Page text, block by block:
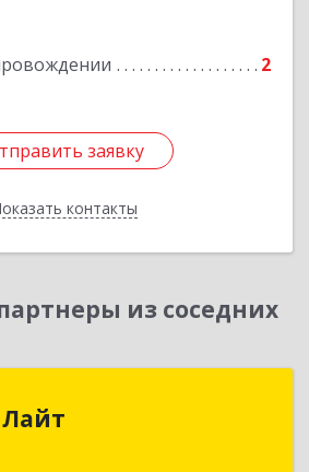
2
заявку
контакты
заявку
Назад
из соседних
край, Пятигорск г,